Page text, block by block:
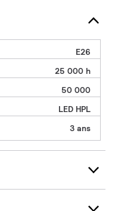
E26
25 000 h
50 000
LED HPL
3 ans